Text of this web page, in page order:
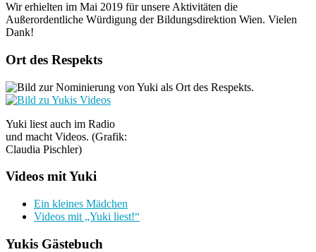
Wir erhielten im Mai 2019 für unsere Aktivitäten die
Außerordentliche Würdigung der Bildungsdirektion Wien. Vielen
Dank!
Ort des Respekts
Yuki liest auch im Radio
und macht Videos. (Grafik:
Claudia Pischler)
Videos mit Yuki
Ein kleines Mädchen
Videos mit „Yuki liest!“
Yukis Gästebuch